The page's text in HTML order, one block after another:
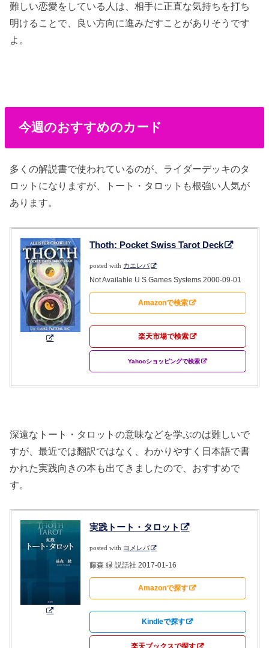
難しい恋愛をしている人は、相手に正直な気持ちを打ち
明けることで、良い方向に進みだすことがありそうです
よ。
今週のおすすめのカード
多くの解説書で使われているのが、ライダーデッキのタ
ロットになりますが、トート・タロットも根強い人気が
あります。
Thoth: Pocket Swiss Tarot Deck
posted with カエレバ
Not Available U S Games Systems 2000-09-01
Amazonで検索
楽天市場で検索
Yahooショッピングで検索
深遠なトート・タロットの意味などを学ぶのは難しいで
すが、最近では翻訳ではなく、わかりやすく日本語で書
かれた実践向きの本も出てきましたので、おすすめで
す。
実践トート・タロット
posted with ヨメレバ
藤森 緑 説話社 2017-01-16
Amazonで探す
Kindleで探す
楽天ブックスで探す